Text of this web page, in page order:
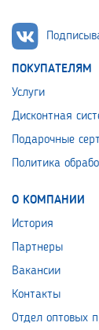
ПОКУПАТЕЛЯМ
Услуги
Дисконтная
Подарочные
Политика
О КОМПАНИИ
История
Партнеры
Вакансии
Контакты
Отдел оптовых